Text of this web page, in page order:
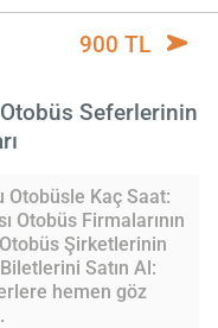
900 TL
Otobüs Seferlerinin
Otobüsle Kaç Saat:
Otobüs Firmalarının
Şirketlerinin
Satın Al:
hemen göz